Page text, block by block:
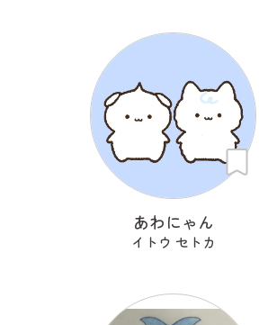
あわにゃん
イトウ セトカ